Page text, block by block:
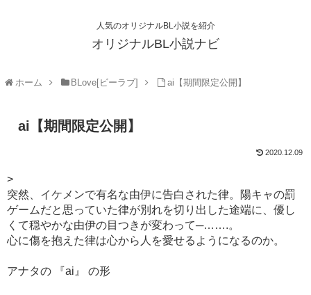
人気のオリジナルBL小説を紹介
オリジナルBL小説ナビ
ホーム BLove[ビーラブ] ai【期間限定公開】
ai【期間限定公開】
2020.12.09
>
突然、イケメンで有名な由伊に告白された律。陽キャの罰
ゲームだと思っていた律が別れを切り出した途端に、優し
くて穏やかな由伊の目つきが変わって─…….。
心に傷を抱えた律は心から人を愛せるようになるのか。
アナタの 『ai』 の形